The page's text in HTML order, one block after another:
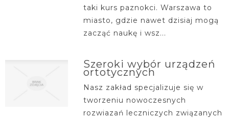
taki kurs paznokci. Warszawa to
miasto, gdzie nawet dzisiaj mogą
zacząć naukę i wsz...
Szeroki wybór urządzeń
ortotycznych
Nasz zakład specjalizuje się w
tworzeniu nowoczesnych
rozwiazań leczniczych związanych